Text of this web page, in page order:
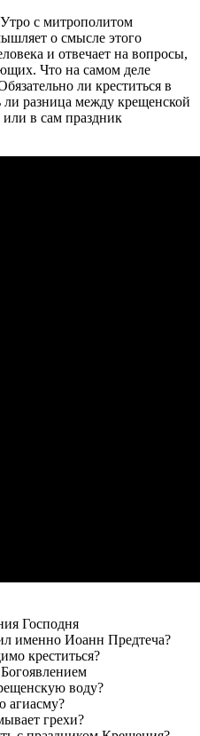
с митрополитом
о смысле этого
и отвечает на вопросы,
Что на самом деле
ли креститься в
ли разница между крещенской
в сам праздник
Господня
именно Иоанн Предтеча?
креститься?
воду?
агиасму?
грехи?